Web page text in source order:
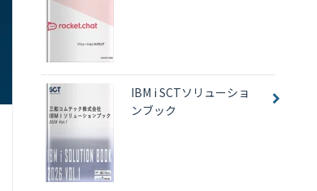
IBM i SCTソリューショ
ンブック